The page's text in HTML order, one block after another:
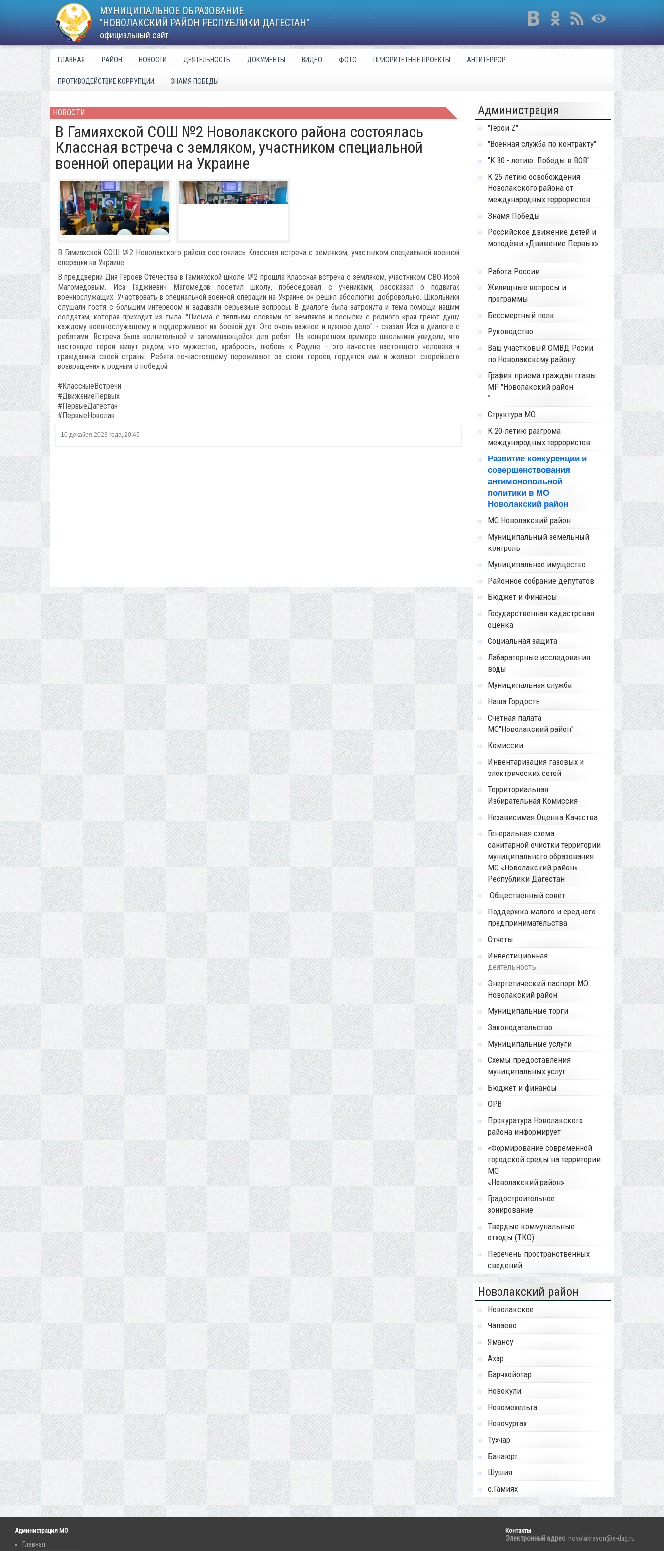
МУНИЦИПАЛЬНОЕ ОБРАЗОВАНИЕ
"НОВОЛАКСКИЙ РАЙОН РЕСПУБЛИКИ ДАГЕСТАН"
официальный сайт
ГЛАВНАЯ РАЙОН НОВОСТИ ДЕЯТЕЛЬНОСТЬ ДОКУМЕНТЫ ВИДЕО ФОТО ПРИОРИТЕТНЫЕ ПРОЕКТЫ АНТИТЕРРОР
ПРОТИВОДЕЙСТВИЕ КОРРУПЦИИ ЗНАМЯ ПОБЕДЫ
НОВОСТИ
В Гамияхской СОШ №2 Новолакского района состоялась
Классная встреча с земляком, участником специальной
военной операции на Украине
В Гамияхской СОШ №2 Новолакского района состоялась Классная встреча с земляком, участником специальной военной
операции на Украине
В преддверии Дня Героев Отечества в Гамияхской школе №2 прошла Классная встреча с земляком, участником СВО Исой
Магомедовым. Иса Гаджиевич Магомедов посетил школу, побеседовал с учениками, рассказал о подвигах
военнослужащих. Участвовать в специальной военной операции на Украине он решил абсолютно добровольно. Школьники
слушали гостя с большим интересом и задавали серьезные вопросы. В диалоге была затронута и тема помощи нашим
солдатам, которая приходит из тыла. "Письма с тёплыми словами от земляков и посылки с родного края греют душу
каждому военнослужащему и поддерживают их боевой дух. Это очень важное и нужное дело", - сказал Иса в диалоге с
ребятами. Встреча была волнительной и запоминающейся для ребят. На конкретном примере школьники увидели, что
настоящие герои живут рядом, что мужество, храбрость, любовь к Родине – это качества настоящего человека и
гражданина своей страны. Ребята по-настоящему переживают за своих героев, гордятся ими и желают скорейшего
возвращения к родным с победой.
#КлассныеВстречи
#ДвижениеПервых
#ПервыеДагестан
#ПервыеНоволак
10 декабря 2023 года, 20:45
Администрация
"Герои Z"
"Военная служба по контракту"
"К 80 - летию Победы в ВОВ"
К 25-летию освобождения
Новолакского района от
международных террористов
Знамя Победы
Российское движение детей и
молодёжи «Движение Первых»
Работа России
Жилищные вопросы и
программы
Бессмертный полк
Руководство
Ваш участковый ОМВД Росии
по Новолакскому району
График приема граждан главы
МР "Новолакский район
"
Структура МО
К 20-летию разгрома
международных террористов
Развитие конкуренции и
совершенствования
антимонопольной
политики в МО
Новолакский район
МО Новолакский район
Муниципальный земельный
контроль
Муниципальное имущество
Районное собрание депутатов
Бюджет и Финансы
Государственная кадастровая
оценка
Социальная защита
Лабараторные исследования
воды
Муниципальная служба
Наша Гордость
Счетная палата
МО"Новолакский район"
Комиссии
Инвентаризация газовых и
электрических сетей
Территориальная
Избирательная Комиссия
Независимая Оценка Качества
Генеральная схема
санитарной очистки территории
муниципального образования
МО «Новолакский район»
Республики Дагестан
Общественный совет
Поддержка малого и среднего
предпринимательства
Отчеты
Инвестиционная
деятельность
Энергетический паспорт МО
Новолакский район
Муниципальные торги
Законодательство
Муниципальные услуги
Схемы предоставления
муниципальных услуг
Бюджет и финансы
ОРВ
Прокуратура Новолакского
района информирует
«Формирование современной
городской среды на территории
МО
«Новолакский район»
Градостроительное
зонирование
Твердые коммунальные
отходы (ТКО)
Перечень пространственных
сведений.
Новолакский район
Новолакское
Чапаево
Ямансу
Ахар
Барчхойотар
Новокули
Новомехельта
Новочуртах
Тухчар
Банаюрт
Шушия
с.Гамиях
Администрация МО
Главная
Контакты
Электронный адрес: novolakrayon@e-dag.ru